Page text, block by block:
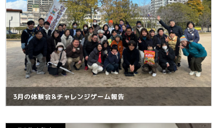
3月の体験会&チャレンジゲーム報告